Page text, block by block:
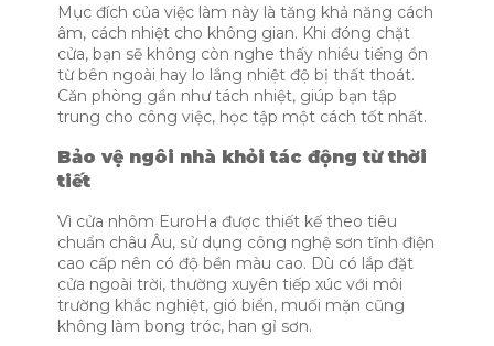
Mục đích của việc làm này là tăng khả năng cách
âm, cách nhiệt cho không gian. Khi đóng chặt
cửa, bạn sẽ không còn nghe thấy nhiều tiếng ồn
từ bên ngoài hay lo lắng nhiệt độ bị thất thoát.
Căn phòng gần như tách nhiệt, giúp bạn tập
trung cho công việc, học tập một cách tốt nhất.
Bảo vệ ngôi nhà khỏi tác động từ thời
tiết
Vì cửa nhôm EuroHa được thiết kế theo tiêu
chuẩn châu Âu, sử dụng công nghệ sơn tĩnh điện
cao cấp nên có độ bền màu cao. Dù có lắp đặt
cửa ngoài trời, thường xuyên tiếp xúc với môi
trường khắc nghiệt, gió biển, muối mặn cũng
không làm bong tróc, han gỉ sơn.